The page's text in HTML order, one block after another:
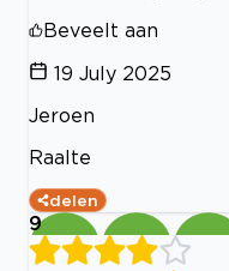
Beveelt aan
19 July 2025
Jeroen
Raalte
delen
9